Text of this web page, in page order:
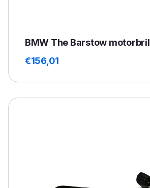
BMW The Barstow motorbril
€156,01